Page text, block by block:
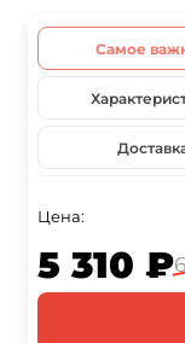
Самое
Цена:
5 310 ₽